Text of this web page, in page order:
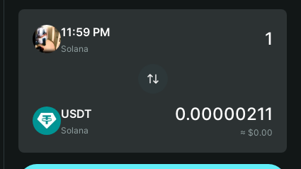
11:59 PM
Solana
USDT
Solana
0.00000211
≈ $0.00